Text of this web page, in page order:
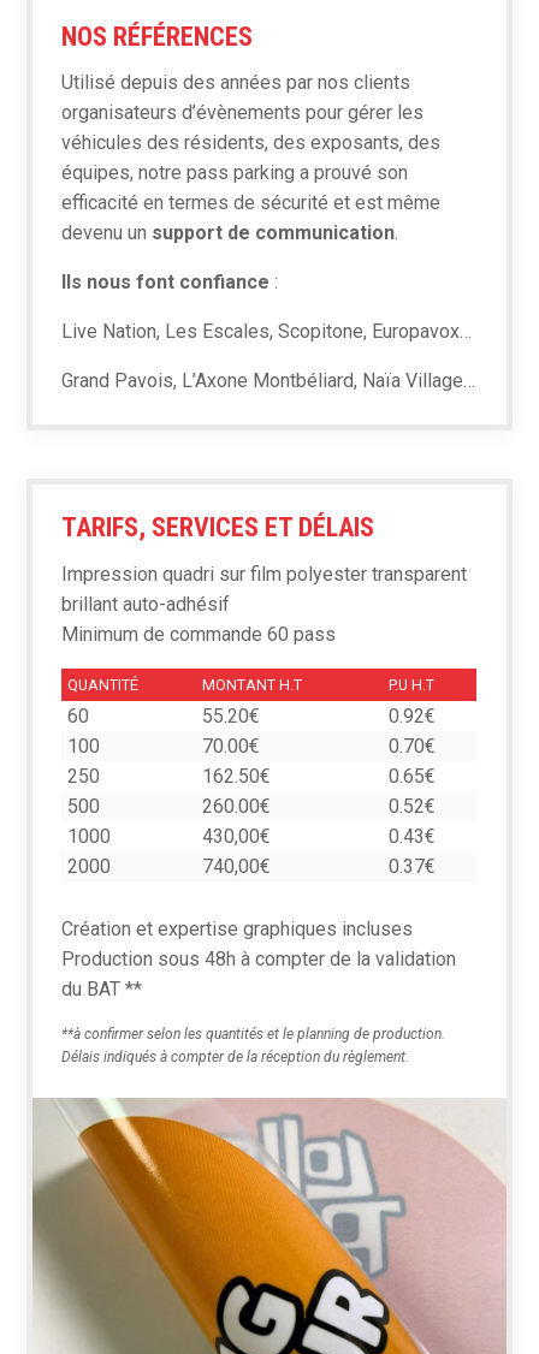
NOS RÉFÉRENCES
Utilisé depuis des années par nos clients
organisateurs d’évènements pour gérer les
véhicules des résidents, des exposants, des
équipes, notre pass parking a prouvé son
efficacité en termes de sécurité et est même
devenu un support de communication.
Ils nous font confiance :
Live Nation, Les Escales, Scopitone, Europavox…
Grand Pavois, L’Axone Montbéliard, Naïa Village…
TARIFS, SERVICES ET DÉLAIS
Impression quadri sur film polyester transparent
brillant auto-adhésif
Minimum de commande 60 pass
QUANTITÉ MONTANT H.T P.U H.T
60 55.20€
0.92€
100
70.00€
0.70€
250
162.50€
0.65€
500
260.00€
0.52€
1000
430,00€
0.43€
2000
740,00€ 0.37€
Création et expertise graphiques incluses
Production sous 48h à compter de la validation
du BAT **
**à confirmer selon les quantités et le planning de production.
Délais indiqués à compter de la réception du règlement.
savoir
plus